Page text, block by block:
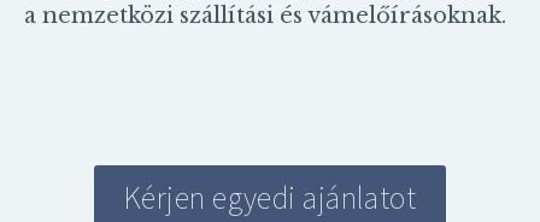
a nemzetközi szállítási és vámelőírásoknak.
Kérjen egyedi ajánlatot